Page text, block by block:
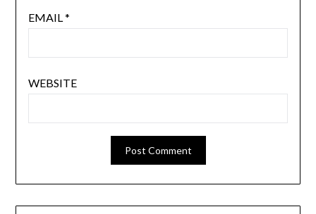
EMAIL*
WEBSITE